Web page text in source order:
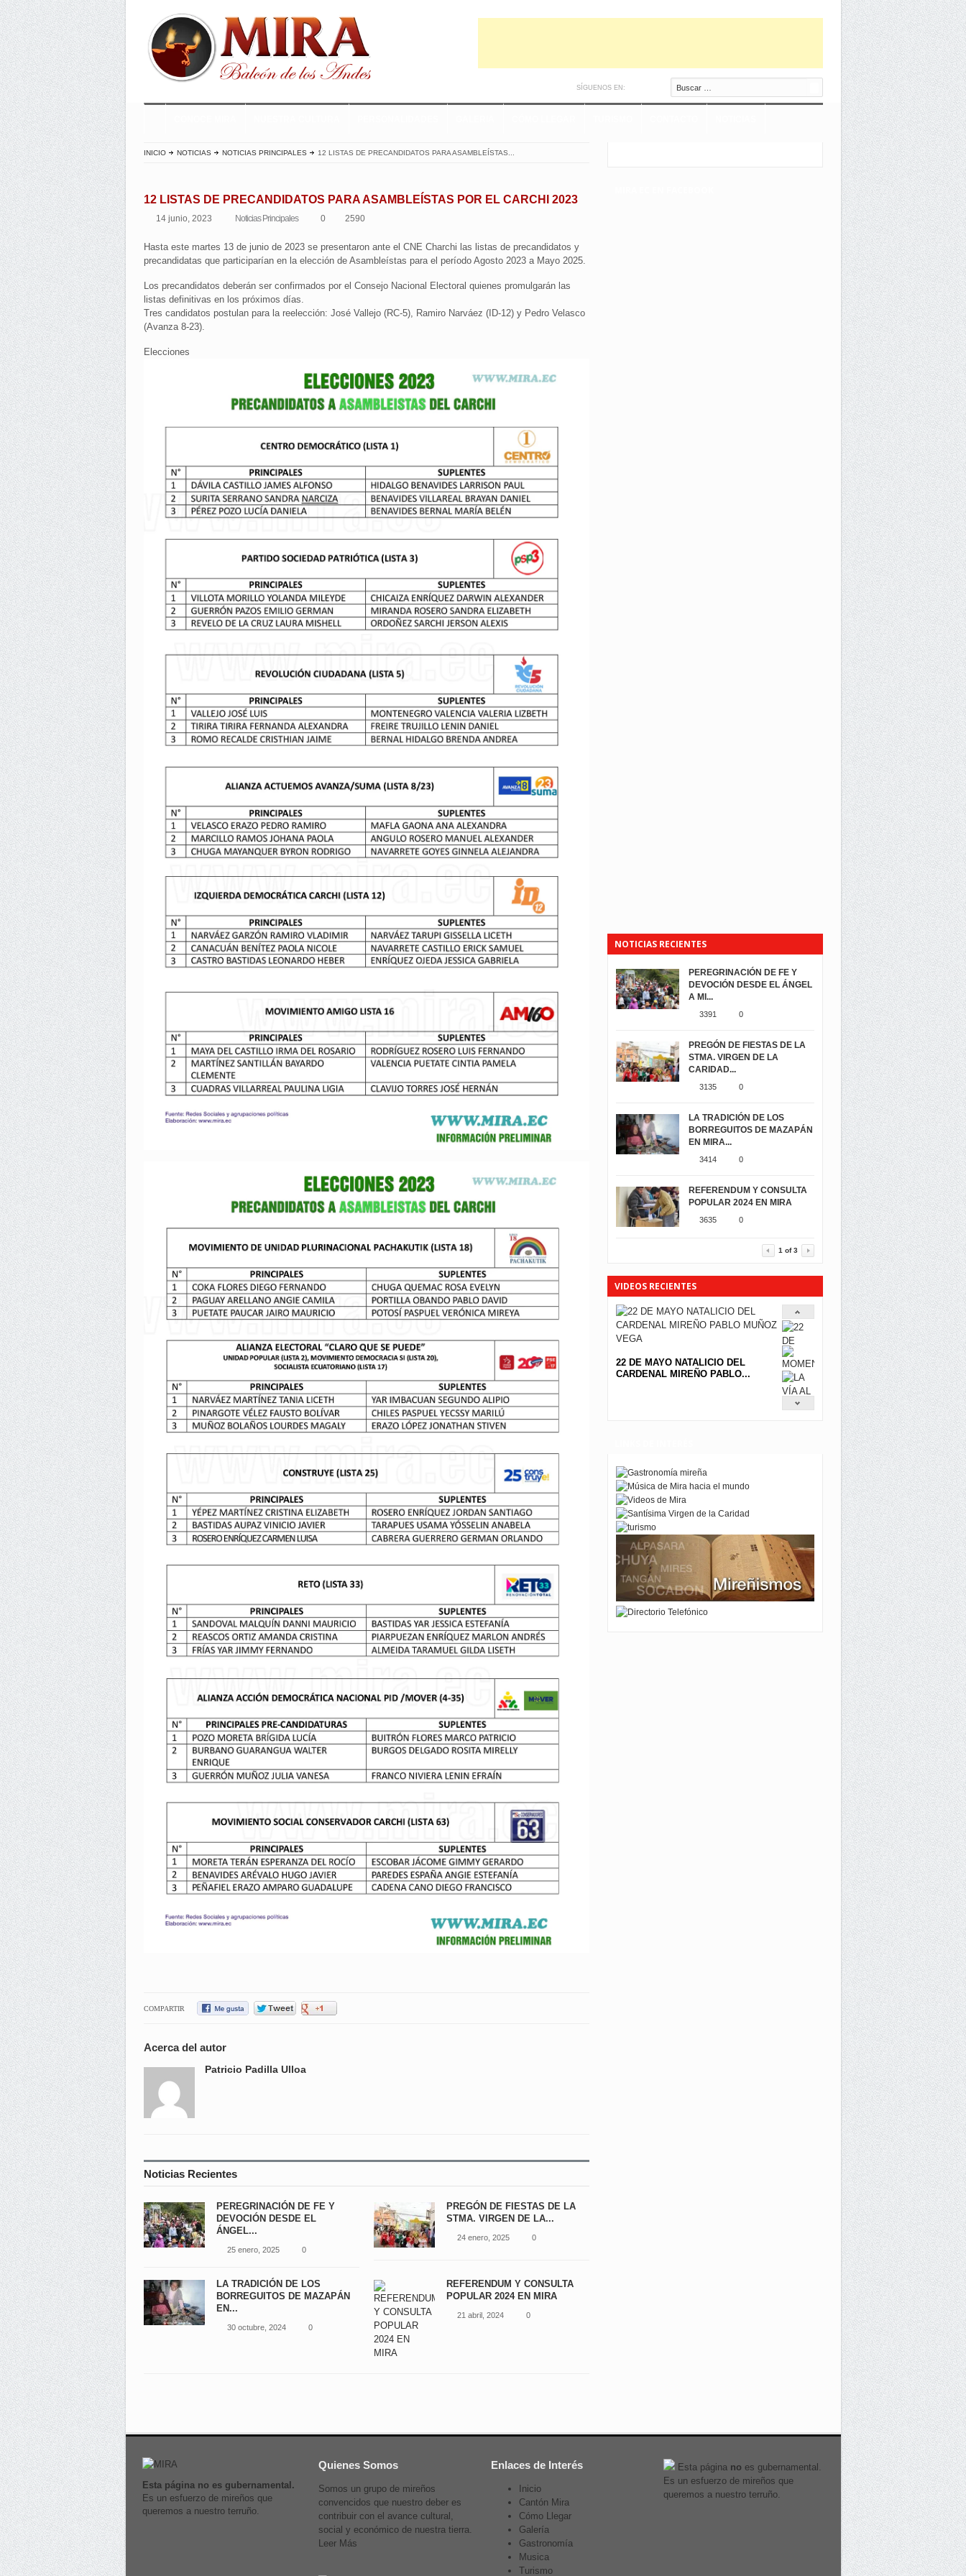
Buscar
SÍGUENOS EN:
INICIO NOTICIAS NOTICIAS PRINCIPALES 12 LISTAS DE PRECANDIDATOS PARA ASAMBLEÍSTAS...
12 LISTAS DE PRECANDIDATOS PARA ASAMBLEÍSTAS POR EL CARCHI 2023
14 junio, 2023 Noticias Principales 0 2590
Hasta este martes 13 de junio de 2023 se presentaron ante el CNE Charchi las listas de precandidatos y
precandidatas que participarían en la elección de Asambleístas para el período Agosto 2023 a Mayo 2025.
Los precandidatos deberán ser confirmados por el Consejo Nacional Electoral quienes promulgarán las
listas definitivas en los próximos días.
Tres candidatos postulan para la reelección: José Vallejo (RC-5), Ramiro Narváez (ID-12) y Pedro Velasco
(Avanza 8-23).
Elecciones
COMPARTIR
Acerca del autor
Patricio Padilla Ulloa
Noticias Recientes
PEREGRINACIÓN DE FE Y
DEVOCIÓN DESDE EL
ÁNGEL...
25 enero, 2025 0
PREGÓN DE FIESTAS DE LA
STMA. VIRGEN DE LA...
24 enero, 2025 0
LA TRADICIÓN DE LOS
BORREGUITOS DE MAZAPÁN
EN...
30 octubre, 2024 0
REFERENDUM Y CONSULTA
POPULAR 2024 EN MIRA
21 abril, 2024 0
NOTICIAS RECIENTES
PEREGRINACIÓN DE FE Y
DEVOCIÓN DESDE EL ÁNGEL
A MI...
3391 0
PREGÓN DE FIESTAS DE LA
STMA. VIRGEN DE LA
CARIDAD...
3135 0
LA TRADICIÓN DE LOS
BORREGUITOS DE MAZAPÁN
EN MIRA...
3414 0
REFERENDUM Y CONSULTA
POPULAR 2024 EN MIRA
3635 0
1 of3
VIDEOS RECIENTES
22 DE MAYO NATALICIO DEL
CARDENAL MIREÑO PABLO...
Esta página no es gubernamental.
Es un esfuerzo de mireños que
queremos a nuestro terruño.
Quienes Somos
Somos un grupo de mireños
convencidos que nuestro deber es
contribuir con el avance cultural,
social y económico de nuestra tierra.
Leer Más
Enlaces de Interés
Inicio
Cantón Mira
Cómo Llegar
Galería
Gastronomía
Musica
Turismo
Esta página no es gubernamental.
Es un esfuerzo de mireños que
queremos a nuestro terruño.